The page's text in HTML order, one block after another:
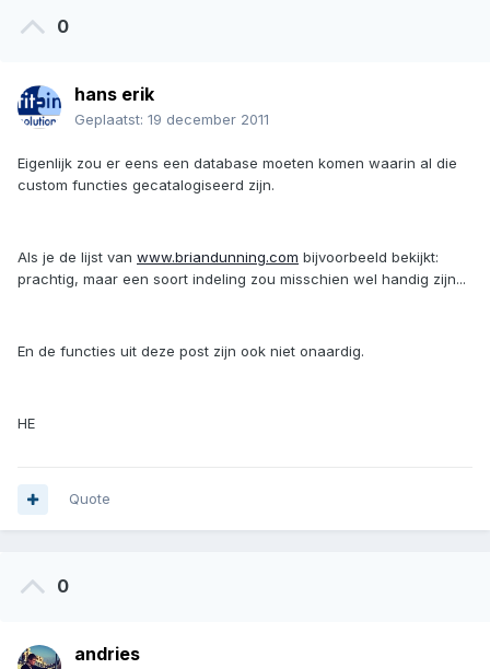
0
hans erik
Geplaatst: 19 december 2011
Eigenlijk zou er eens een database moeten komen waarin al die
custom functies gecatalogiseerd zijn.
Als je de lijst van www.briandunning.com bijvoorbeeld bekijkt:
prachtig, maar een soort indeling zou misschien wel handig zijn...
En de functies uit deze post zijn ook niet onaardig.
HE
Quote
0
andries